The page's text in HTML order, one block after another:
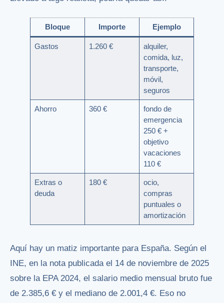
Bloque Importe Ejemplo
Gastos 1.260 €
alquiler,
comida, luz,
transporte,
móvil,
seguros
Ahorro 360 €
fondo de
emergencia
250 € +
objetivo
vacaciones
110 €
Extras o
deuda
180 €
ocio,
compras
puntuales o
amortización
Aquí hay un matiz importante para España. Según el
INE, en la nota publicada el 14 de noviembre de 2025
sobre la EPA 2024, el salario medio mensual bruto fue
de 2.385,6 € y el mediano de 2.001,4 €. Eso no